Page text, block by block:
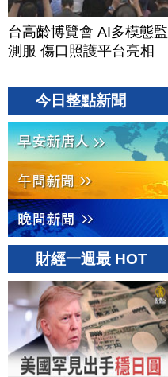
台高齡博覽會 AI多模態監
測服 傷口照護平台亮相
今日整點新聞
財經一週最 HOT